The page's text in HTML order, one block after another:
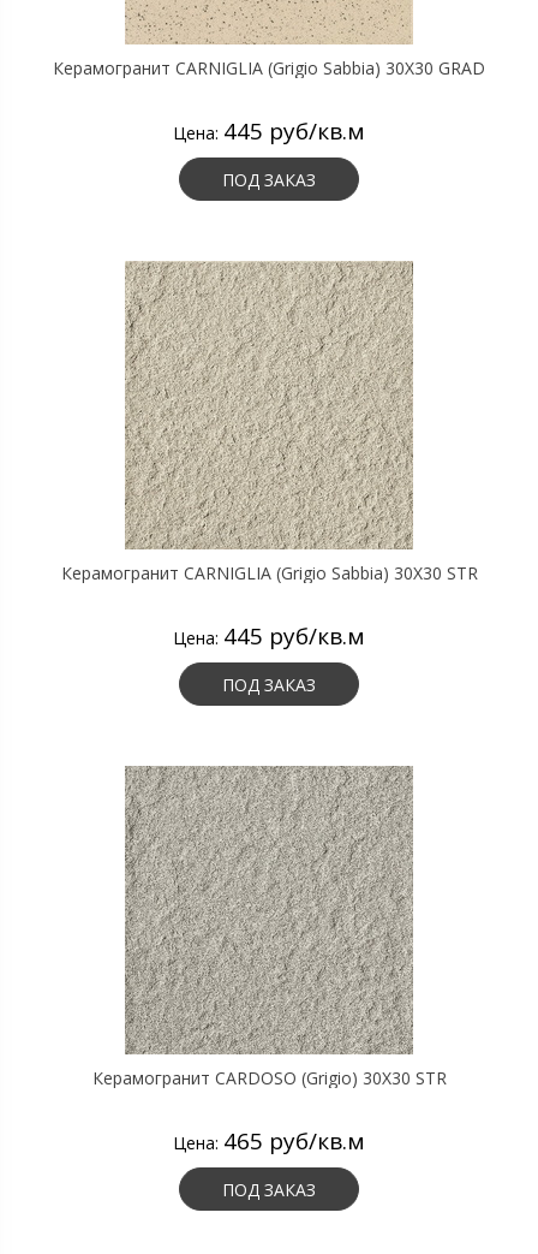
Керамогранит CARNIGLIA (Grigio Sabbia) 30X30 GRAD
Цена: 445 руб/кв.м
ПОД ЗАКАЗ
Керамогранит CARNIGLIA (Grigio Sabbia) 30X30 STR
Цена: 445 руб/кв.м
ПОД ЗАКАЗ
Керамогранит CARDOSO (Grigio) 30X30 STR
Цена: 465 руб/кв.м
ПОД ЗАКАЗ